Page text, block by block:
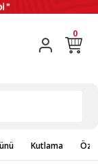
0
Kutlama